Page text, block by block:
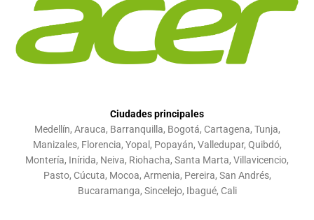
Ciudades principales
Medellín, Arauca, Barranquilla, Bogotá, Cartagena, Tunja,
Manizales, Florencia, Yopal, Popayán, Valledupar, Quibdó,
Montería, Inírida, Neiva, Riohacha, Santa Marta, Villavicencio,
Pasto, Cúcuta, Mocoa, Armenia, Pereira, San Andrés,
Bucaramanga, Sincelejo, Ibagué, Cali